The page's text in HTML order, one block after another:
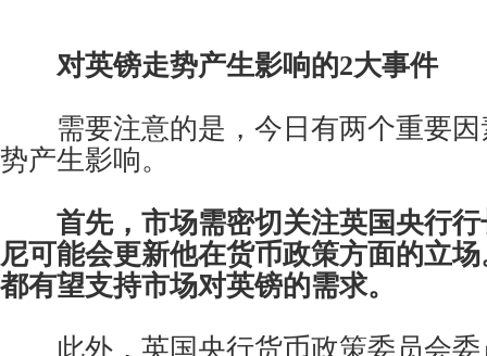
对英镑走势产生影响的2大事件
需要注意的是，今日有两个重要因
势产生影响。
首先，市场需密切关注英国央行
尼可能会更新他在货币政策方面的立
都有望支持市场对英镑的需求。
此外，英国央行货币政策委员会委